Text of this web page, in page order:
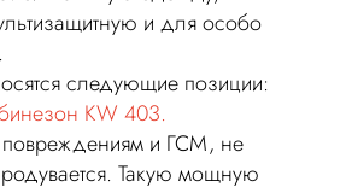
и для особо
следующие позиции:
KW 403.
и ГСМ, не
Такую мощную